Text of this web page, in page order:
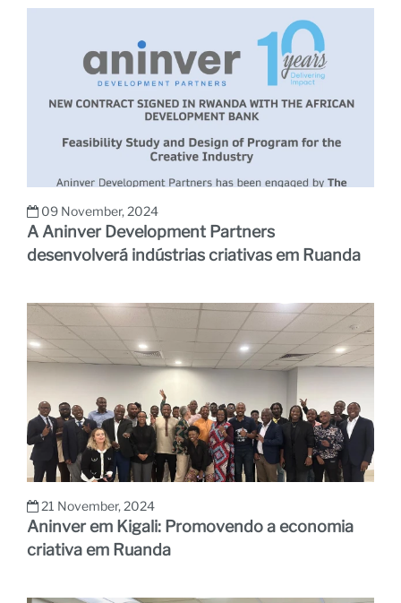
09 November, 2024
A Aninver Development Partners
desenvolverá indústrias criativas em Ruanda
21 November, 2024
Aninver em Kigali: Promovendo a economia
criativa em Ruanda